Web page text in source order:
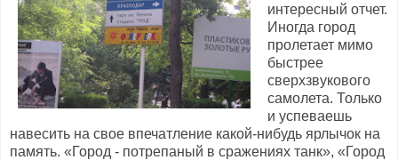
интересный отчет.
Иногда город
пролетает мимо
быстрее
сверхзвукового
самолета. Только
и успеваешь
навесить на свое впечатление какой-нибудь ярлычок на
память. «Город - потрепаный в сражениях танк», «Город